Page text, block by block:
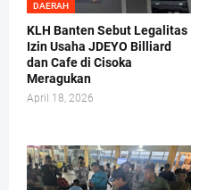
DAERAH
KLH Banten Sebut Legalitas
Izin Usaha JDEYO Billiard
dan Cafe di Cisoka
Meragukan
April 18, 2026